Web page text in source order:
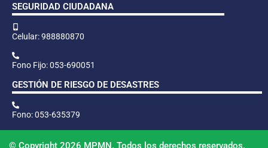
SEGURIDAD CIUDADANA
Celular: 988880870
Fono Fijo: 053-690051
GESTIÓN DE RIESGO DE DESASTRES
Fono: 053-635379
© Copyright 2026 MPMN. Todos los derechos reservados.